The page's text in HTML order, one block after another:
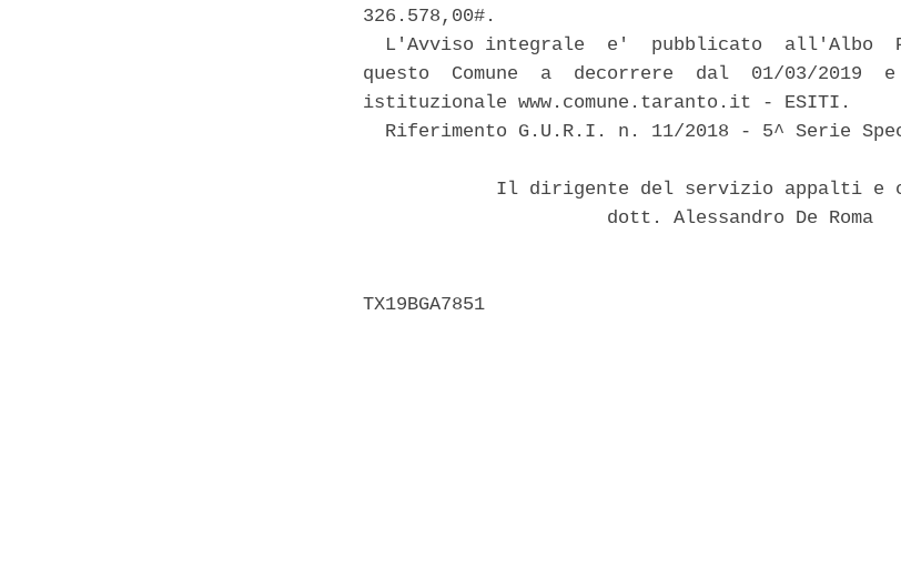
326.578,00#.
L'Avviso integrale  e'  pubblicato  all'Albo
questo  Comune  a  decorrere  dal  01/03/
istituzionale www.comune.taranto.it - ESITI.
Riferimento G.U.R.I. n. 11/2018 - 5^ Serie
Il dirigente del servizio appalti e
                      dott. Alessandro De Roma